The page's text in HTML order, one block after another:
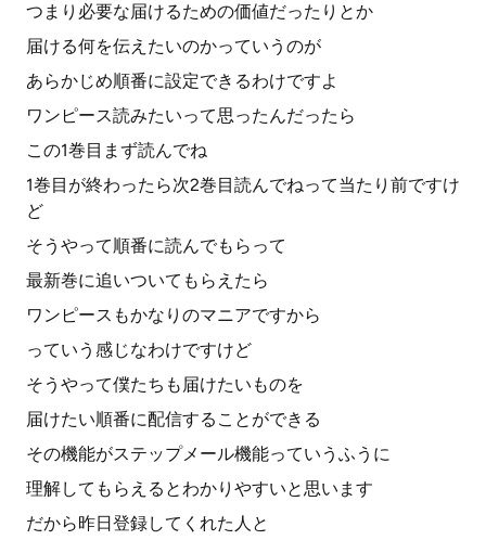
つまり必要な届けるための価値だったりとか
届ける何を伝えたいのかっていうのが
あらかじめ順番に設定できるわけですよ
ワンピース読みたいって思ったんだったら
この1巻目まず読んでね
1巻目が終わったら次2巻目読んでねって当たり前ですけ
ど
そうやって順番に読んでもらって
最新巻に追いついてもらえたら
ワンピースもかなりのマニアですから
っていう感じなわけですけど
そうやって僕たちも届けたいものを
届けたい順番に配信することができる
その機能がステップメール機能っていうふうに
理解してもらえるとわかりやすいと思います
だから昨日登録してくれた人と